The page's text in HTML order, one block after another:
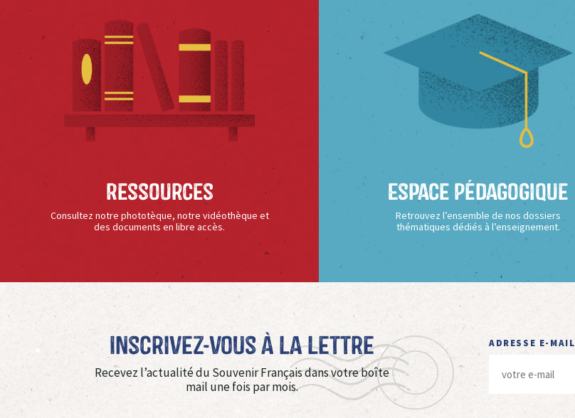
Ressources
Consultez notre phototèque, notre vidéothèque et
des documents en libre accès.
Espace Pédagogique
Retrouvez l’ensemble de nos dossiers
thématiques dédiés à l’enseignement.
Inscrivez-vous à La Lettre
Recevez l’actualité du Souvenir Français dans votre boîte
mail une fois par mois.
ADRESSE E-MAIL